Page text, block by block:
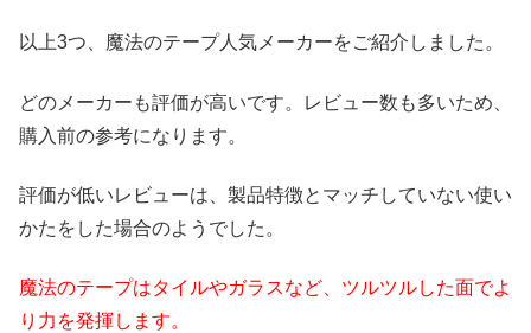
以上3つ、魔法のテープ人気メーカーをご紹介しました。
どのメーカーも評価が高いです。レビュー数も多いため、
購入前の参考になります。
評価が低いレビューは、製品特徴とマッチしていない使い
かたをした場合のようでした。
魔法のテープはタイルやガラスなど、ツルツルした面でよ
り力を発揮します。